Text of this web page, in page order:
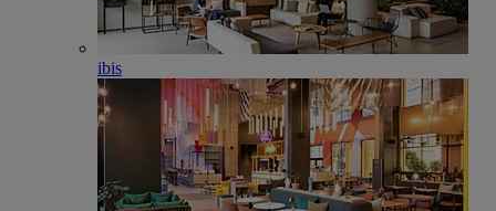
ibis